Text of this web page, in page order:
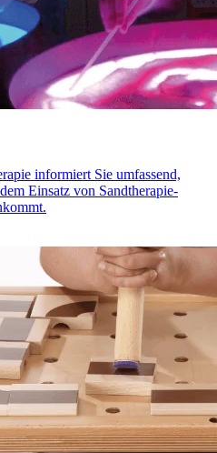
informiert Sie umfassend,
Einsatz von Sandtherapie-